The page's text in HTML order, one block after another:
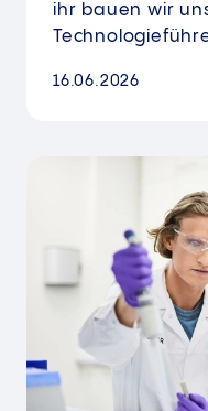
ihr bauen wir
16.06.2026